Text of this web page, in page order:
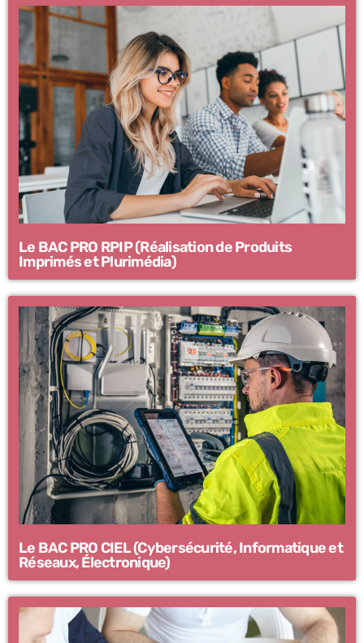
Le BAC PRO RPIP (Réalisation de Produits
Imprimés et Plurimédia)
Le BAC PRO CIEL (Cybersécurité, Informatique et
Réseaux, Électronique)